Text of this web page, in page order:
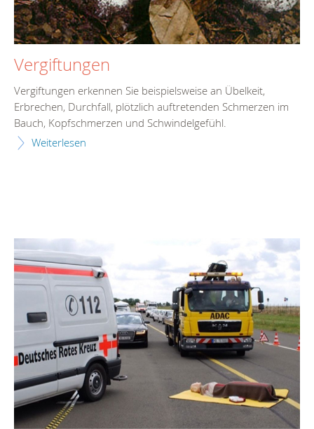
Vergiftungen
Vergiftungen erkennen Sie beispielsweise an Übelkeit,
Erbrechen, Durchfall, plötzlich auftretenden Schmerzen im
Bauch, Kopfschmerzen und Schwindelgefühl.
Weiterlesen